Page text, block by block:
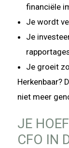
financiële
Je wordt
Je
Je groeit
Herkenbaar?
niet meer
JE
CFO IN